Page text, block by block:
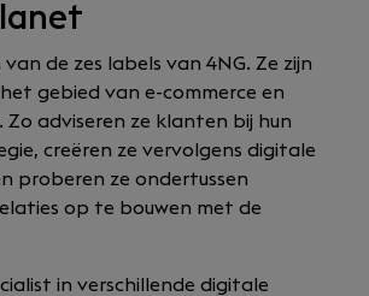
de zes labels van 4NG. Ze zijn
gebied van e-commerce en
adviseren ze klanten bij hun
creëren ze vervolgens digitale
proberen ze ondertussen
op te bouwen met de
in verschillende digitale